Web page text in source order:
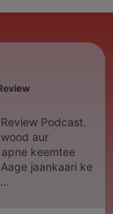
Podcast.
aur
keemtee